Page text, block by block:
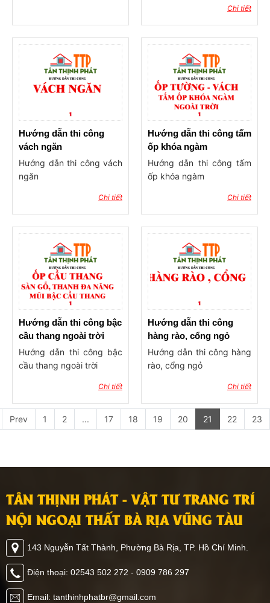
hoặc có thể nẹp bằng
nẹp V inox vàng, nhôm …
Video hướng dẫn thi công
ốp trần bằng tấm vân đá
PVC, Alu
Chi tiết
Hướng dẫn thi công
vách ngăn
Hướng dẫn thi công vách
ngăn
Chi tiết
Hướng dẫn thi công tấm
ốp khóa ngàm
Hướng dẫn thi công tấm
ốp khóa ngàm
Chi tiết
Hướng dẫn thi công bậc
cầu thang ngoài trời
Hướng dẫn thi công bậc
cầu thang ngoài trời
Chi tiết
Hướng dẫn thi công
hàng rào, cổng ngỏ
Hướng dẫn thi công hàng
rào, cổng ngỏ
Chi tiết
Prev 1 2 ... 17 18 19 20 21 22 23
TÂN THỊNH PHÁT - VẬT TƯ TRANG TRÍ
NỘI NGOẠI THẤT BÀ RỊA VŨNG TÀU
143 Nguyễn Tất Thành, Phường Bà Rịa, TP. Hồ Chí Minh.
Điện thoại: 02543 502 272 - 0909 786 297
Email: tanthinhphatbr@gmail.com